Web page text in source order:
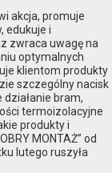
akcja, promuje
edukuje i
zwraca uwagę na
optymalnych
klientom produkty
szczególny nacisk
bram,
termoizolacyjne
produkty i
MONTAŻ” od
lutego ruszyła